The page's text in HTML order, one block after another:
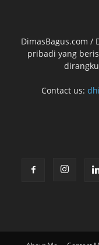
DimasBagus.com /
pribadi yang
Contact us: